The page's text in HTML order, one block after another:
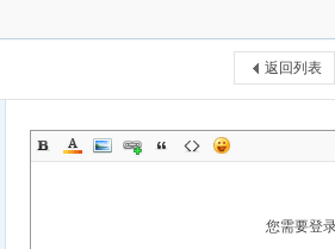
返回列表
您需要登